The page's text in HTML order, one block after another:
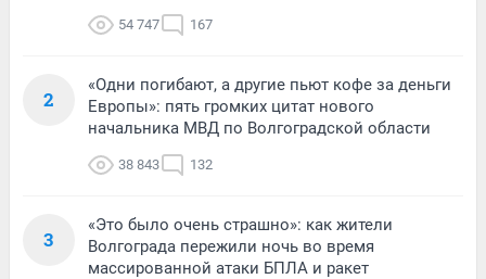
54 747 167
2
«Одни погибают, а другие пьют кофе за деньги
Европы»: пять громких цитат нового
начальника МВД по Волгоградской области
38 843 132
3
«Это было очень страшно»: как жители
Волгограда пережили ночь во время
массированной атаки БПЛА и ракет